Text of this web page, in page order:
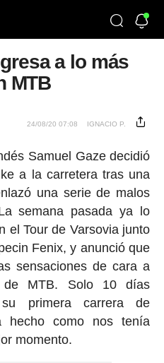
a lo más
MTB
24/08/20 07:08 IGNACIO P.
Samuel Gaze decidió
a la carretera tras una
una serie de malos
semana pasada ya lo
el Tour de Varsovia junto
Fenix, y anunció que
sensaciones de cara a
de MTB. Solo 10 días
primera carrera de
como nos tenía
momento.